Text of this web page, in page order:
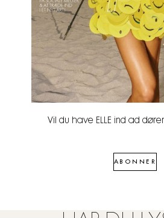
Vil du have ELLE ind ad
ABONNER